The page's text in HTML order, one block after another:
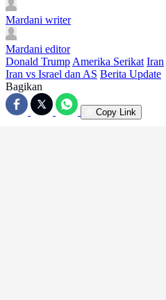
Mardani writer
Mardani editor
Donald Trump Amerika Serikat Iran
Iran vs Israel dan AS Berita Update
Bagikan
Copy Link